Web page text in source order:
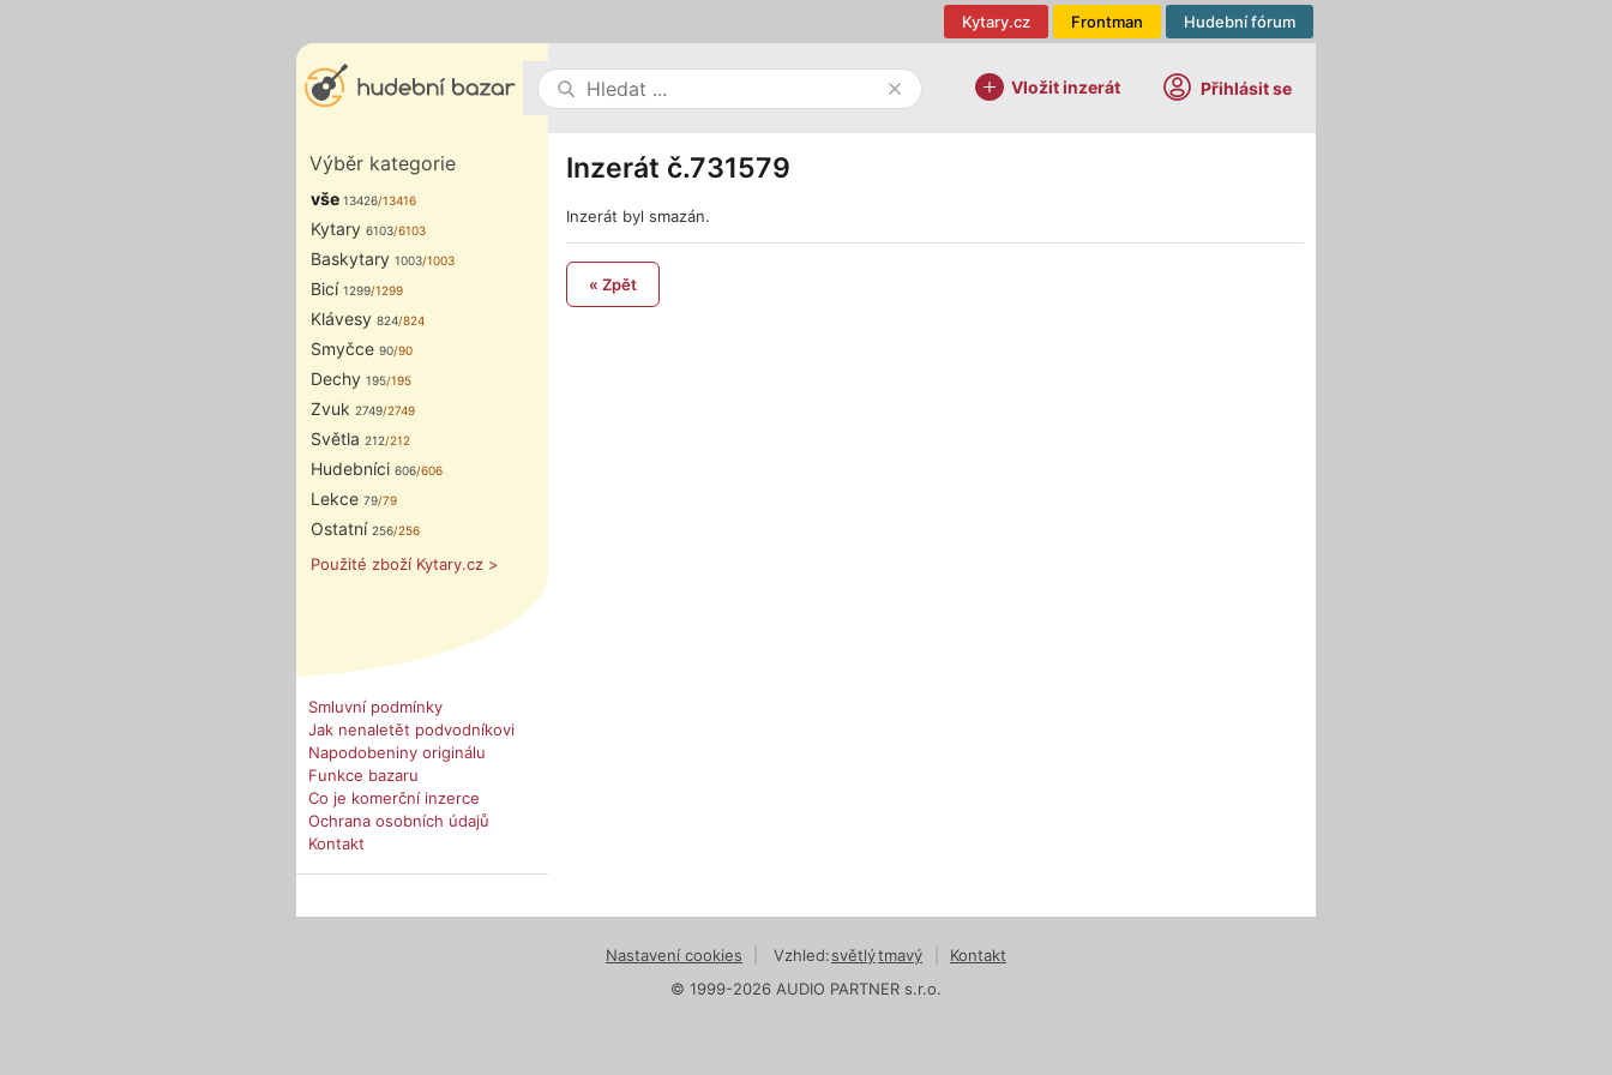
Hudební fórum
Frontman
Kytary.cz
Vložit inzerát Přihlásit se
Výběr kategorie
vše 13426/13416
Kytary 6103/6103
Baskytary 1003/1003
Bicí 1299/1299
Klávesy 824/824
Smyčce 90/90
Dechy 195/195
Zvuk 2749/2749
Světla 212/212
Hudebníci 606/606
Lekce 79/79
Ostatní 256/256
Použité zboží Kytary.cz >
Smluvní podmínky
Jak nenaletět podvodníkovi
Napodobeniny originálu
Funkce bazaru
Co je komerční inzerce
Ochrana osobních údajů
Kontakt
Inzerát č.731579
Inzerát byl smazán.
« Zpět
Nastavení cookies Vzhled:světlýtmavý
Kontakt
© 1999-2026 AUDIO PARTNER s.r.o.